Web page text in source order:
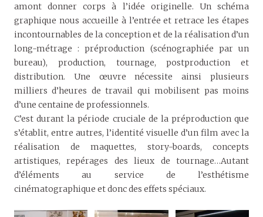
amont donner corps à l’idée originelle. Un schéma
graphique nous accueille à l’entrée et retrace les étapes
incontournables de la conception et de la réalisation d’un
long-métrage : préproduction (scénographiée par un
bureau), production, tournage, postproduction et
distribution. Une œuvre nécessite ainsi plusieurs
milliers d’heures de travail qui mobilisent pas moins
d’une centaine de professionnels.
C’est durant la période cruciale de la préproduction que
s’établit, entre autres, l’identité visuelle d’un film avec la
réalisation de maquettes, story-boards, concepts
artistiques, repérages des lieux de tournage…Autant
d’éléments au service de l’esthétisme
cinématographique et donc des effets spéciaux.